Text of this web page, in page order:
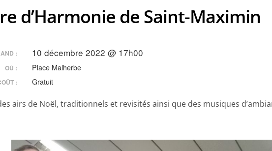
d’Harmonie de Saint-Maximin
: 10 décembre 2022 @ 17h00
OÙ : Place Malherbe
: Gratuit
airs de Noël, traditionnels et revisités ainsi que des musiques